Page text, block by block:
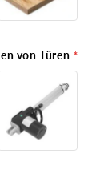
von Türen